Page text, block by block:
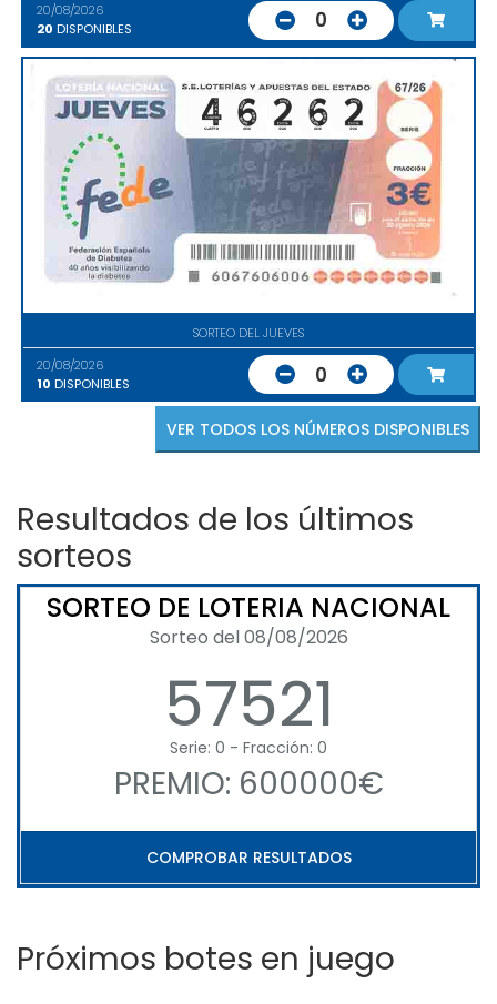
20/08/2026
20 DISPONIBLES 0
SORTEO DEL JUEVES
20/08/2026
10 DISPONIBLES 0
VER TODOS LOS NÚMEROS DISPONIBLES
Resultados de los últimos
sorteos
SORTEO DE LOTERIA NACIONAL
Sorteo del 08/08/2026
57521
Serie: 0 - Fracción: 0
PREMIO: 600000€
COMPROBAR RESULTADOS
Próximos botes en juego